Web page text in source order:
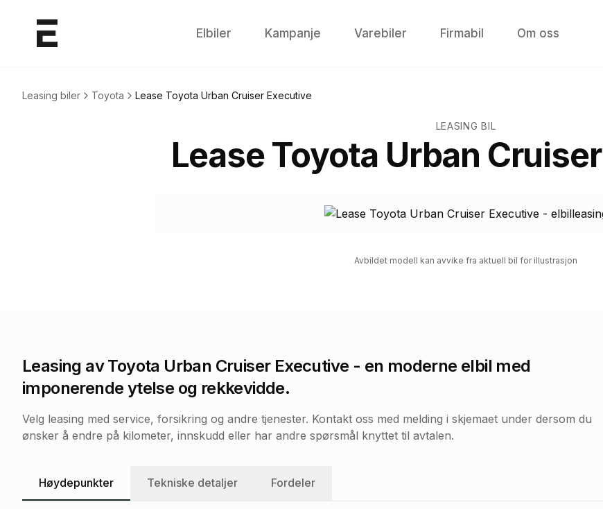
Elbiler Kampanje Varebiler Firmabil Om oss
Leasing biler Toyota Lease Toyota Urban Cruiser Executive
LEASING BIL
LeaseToyota Urban
Avbildet modell kan avvike fra aktuell bil for illustrasjon
Leasing avToyota Urban Cruiser Executive - en moderne elbil med
imponerende ytelse og rekkevidde.
Velg leasing med service, forsikring og andre tjenester. Kontakt oss med melding i skjemaet under dersom du
ønsker å endre på kilometer, innskudd eller har andre spørsmål knyttet til avtalen.
Høydepunkter Tekniske detaljer Fordeler